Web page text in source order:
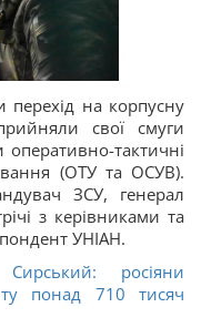
на корпусну
свої смуги
оперативно-тактичні
(ОТУ та ОСУВ).
ЗСУ, генерал
з керівниками та
УНІАН.
росіяни
понад 710 тисяч